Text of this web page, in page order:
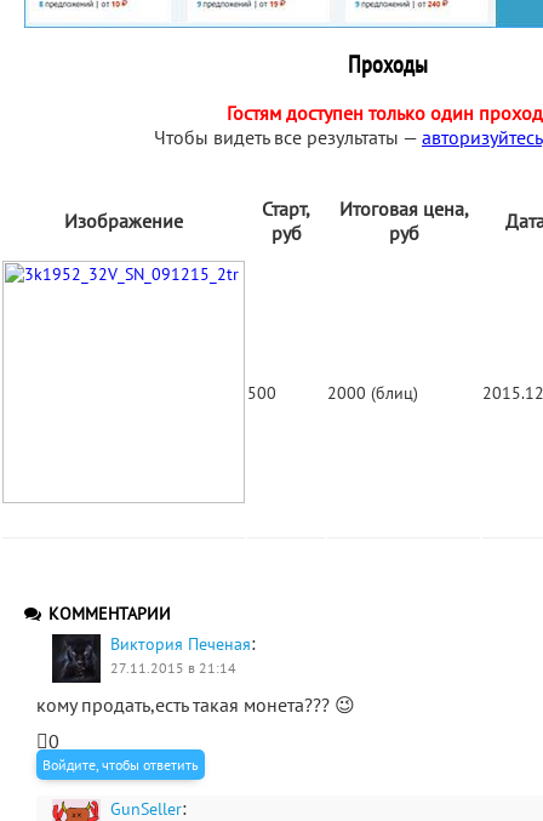
Проходы
Гостям доступен только один
Чтобы видеть все результаты — авторизуйтесь
Изображение
Старт,
руб
Итоговая цена,
руб
500 2000 (блиц)
КОММЕНТАРИИ
Виктория Печеная:
27.11.2015 в 21:14
кому продать,есть такая монета??? 😉
0
Войдите, чтобы ответить
GunSeller: